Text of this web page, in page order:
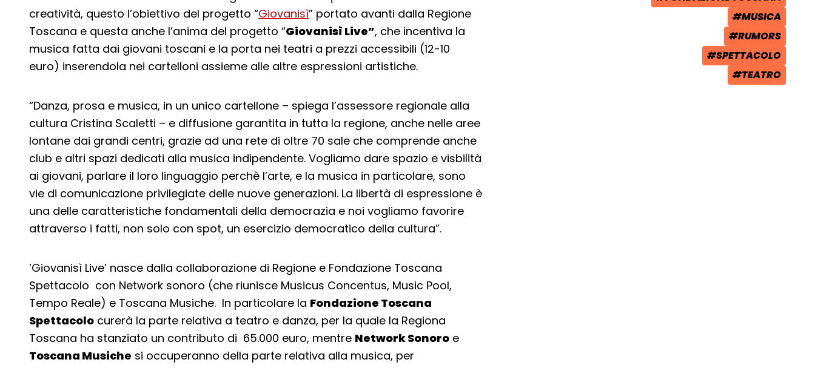
creatività, questo l’obiettivo del progetto “Giovanisì” portato avanti dalla Regione
Toscana e questa anche l’anima del progetto “Giovanisì Live”, che incentiva la
musica fatta dai giovani toscani e la porta nei teatri a prezzi accessibili (12-10
euro) inserendola nei cartelloni assieme alle altre espressioni artistiche.
“Danza, prosa e musica, in un unico cartellone – spiega l’assessore regionale alla
cultura Cristina Scaletti – e diffusione garantita in tutta la regione, anche nelle aree
lontane dai grandi centri, grazie ad una rete di oltre 70 sale che comprende anche
club e altri spazi dedicati alla musica indipendente. Vogliamo dare spazio e visbilità
ai giovani, parlare il loro linguaggio perchè l’arte, e la musica in particolare, sono
vie di comunicazione privilegiate delle nuove generazioni. La libertà di espressione è
una delle caratteristiche fondamentali della democrazia e noi vogliamo favorire
attraverso i fatti, non solo con spot, un esercizio democratico della cultura”.
’Giovanisì Live’ nasce dalla collaborazione di Regione e Fondazione Toscana
Spettacolo con Network sonoro (che riunisce Musicus Concentus, Music Pool,
Tempo Reale) e Toscana Musiche. In particolare la Fondazione Toscana
Spettacolo curerà la parte relativa a teatro e danza, per la quale la Regiona
Toscana ha stanziato un contributo di 65.000 euro, mentre Network Sonoro e
Toscana Musiche si occuperanno della parte relativa alla musica, per
TAG:
TAG:
#MUSICA
TAG:
#RUMORS
TAG:
#SPETTACOLO
TAG:
#TEATRO